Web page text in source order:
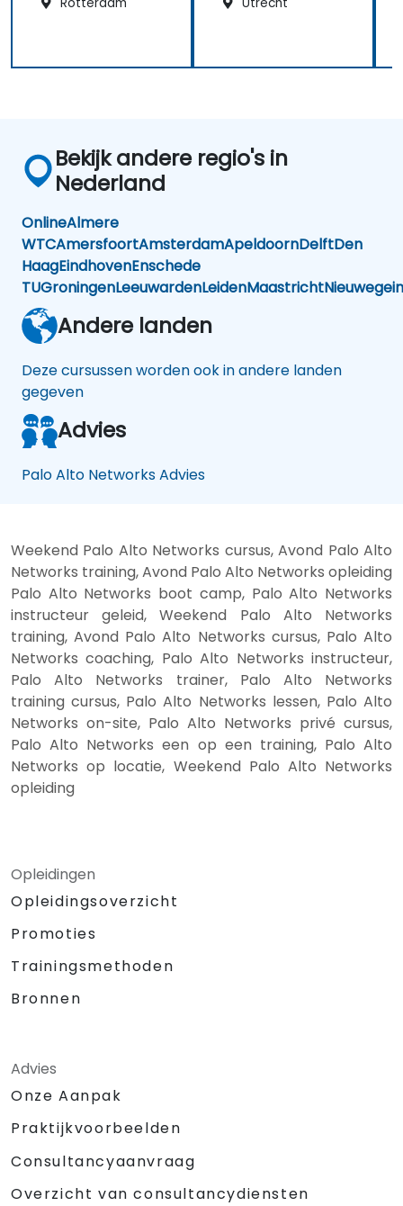
Bekijk andere regio's in
Nederland
OnlineAlmere
WTCAmersfoortAmsterdamApeldoornDelftDen
HaagEindhovenEnschede
TUGroningenLeeuwardenLeidenMaastrichtNieuwegein
Andere landen
Deze cursussen worden ook in andere landen
gegeven
Advies
Palo Alto Networks Advies
Weekend Palo Alto Networks cursus, Avond Palo Alto
Networks training, Avond Palo Alto Networks opleiding
Palo Alto Networks boot camp, Palo Alto Networks
instructeur geleid, Weekend Palo Alto Networks
training, Avond Palo Alto Networks cursus, Palo Alto
Networks coaching, Palo Alto Networks instructeur,
Palo Alto Networks trainer, Palo Alto Networks
training cursus, Palo Alto Networks lessen, Palo Alto
Networks on-site, Palo Alto Networks privé cursus,
Palo Alto Networks een op een training, Palo Alto
Networks op locatie, Weekend Palo Alto Networks
opleiding
Opleidingen
Opleidingsoverzicht
Promoties
Trainingsmethoden
Bronnen
Advies
Onze Aanpak
Praktijkvoorbeelden
Consultancyaanvraag
Overzicht van consultancydiensten